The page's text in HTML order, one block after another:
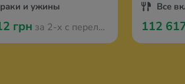
и ужины
грн за 2-х с перелётом из Ганновера
Все
112